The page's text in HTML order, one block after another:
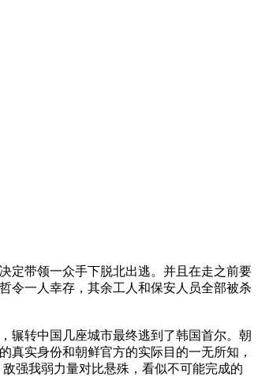
带领一众手下脱北出逃。并且在走之前要
令一人幸存，其余工人和保安人员全部被杀
转中国几座城市最终逃到了韩国首尔。朝
实身份和朝鲜官方的实际目的一无所知，
强我弱力量对比悬殊，看似不可能完成的